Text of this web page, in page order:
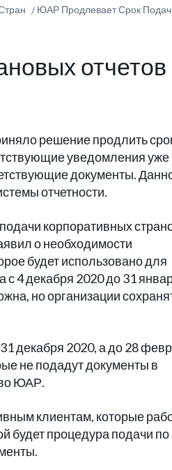
ЮАР Продлевает Срок
отчетов
решение продлить
уведомления уже
документы.
отчетности.
корпоративных
о необходимости
будет использовано для
4 декабря 2020 до 31
но организации
декабря 2020, а до 28
не подадут документы в
ЮАР.
клиентам, которые
будет процедура подачи по